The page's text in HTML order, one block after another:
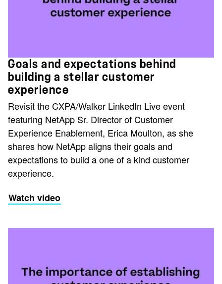
Goals and expectations behind
building a stellar customer
experience
Revisit the CXPA/Walker LinkedIn Live event
featuring NetApp Sr. Director of Customer
Experience Enablement, Erica Moulton, as she
shares how NetApp aligns their goals and
expectations to build a one of a kind customer
experience.
Watch video